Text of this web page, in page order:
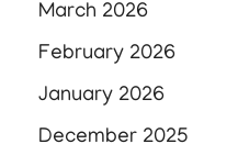
March 2026
February 2026
January 2026
December 2025